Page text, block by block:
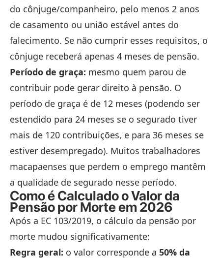
do cônjuge/companheiro, pelo menos 2 anos
de casamento ou união estável antes do
falecimento. Se não cumprir esses requisitos, o
cônjuge receberá apenas 4 meses de pensão.
Período de graça: mesmo quem parou de
contribuir pode gerar direito à pensão. O
período de graça é de 12 meses (podendo ser
estendido para 24 meses se o segurado tiver
mais de 120 contribuições, e para 36 meses se
estiver desempregado). Muitos trabalhadores
macapaenses que perdem o emprego mantêm
a qualidade de segurado nesse período.
Como é Calculado o Valor da
Pensão por Morte em 2026
Após a EC 103/2019, o cálculo da pensão por
morte mudou significativamente:
Regra geral: o valor corresponde a 50% da